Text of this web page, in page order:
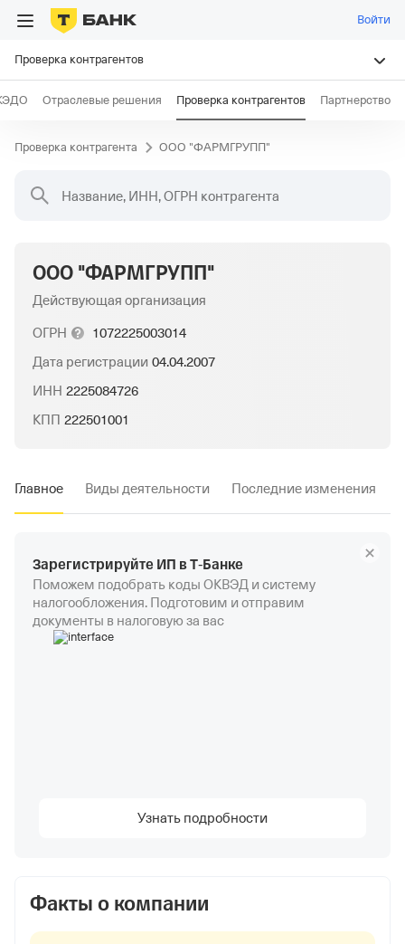
Войти
Проверка контрагентов
Отраслевые решения Проверка контрагентов Партнерство
Проверка контрагента ООО "ФАРМГРУПП"
Название, ИНН, ОГРН контрагента
ООО "ФАРМГРУПП"
Действующая организация
ОГРН
1072225003014
Дата регистрации 04.04.2007
ИНН 2225084726
КПП 222501001
Главное Виды деятельности Последние изменения
Зарегистрируйте ИП в Т‑Банке
Поможем подобрать коды ОКВЭД и систему
налогообложения. Подготовим и отправим
документы в налоговую за вас
Узнать подробности
Факты о компании